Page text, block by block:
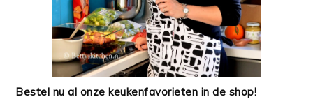
Bestel nu al onze keukenfavorieten in de shop!